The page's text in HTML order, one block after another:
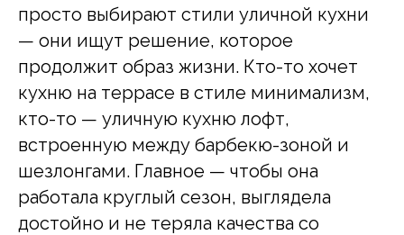
просто выбирают стили уличной кухни
— они ищут решение, которое
продолжит образ жизни. Кто-то хочет
кухню на террасе в стиле минимализм,
кто-то — уличную кухню лофт,
встроенную между барбекю-зоной и
шезлонгами. Главное — чтобы она
работала круглый сезон, выглядела
достойно и не теряла качества со